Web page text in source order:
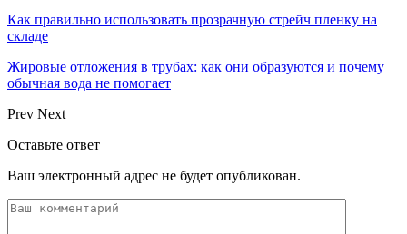
Как правильно использовать прозрачную стрейч пленку на
складе
Жировые отложения в трубах: как они образуются и почему
обычная вода не помогает
Prev Next
Оставьте ответ
Ваш электронный адрес не будет опубликован.